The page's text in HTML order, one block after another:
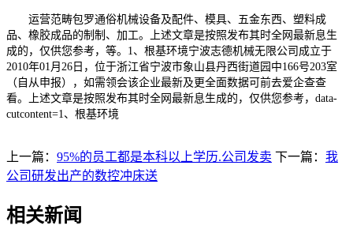
运营范畴包罗通俗机械设备及配件、模具、五金东西、塑料成
品、橡胶成品的制制、加工。上述文章是按照发布其时全网最新息生
成的，仅供您参考，等。1、根基环境宁波志德机械无限公司成立于
2010年01月26日，位于浙江省宁波市象山县丹西街道园中166号203室
（自从申报），如需领会该企业最新及更全面数据可前去爱企查查
看。上述文章是按照发布其时全网最新息生成的，仅供您参考，data-
cutcontent=1、根基环境
上一篇： 95%的员工都是本科以上学历.公司发卖 下一篇： 我
公司研发出产的数控冲床送
相关新闻